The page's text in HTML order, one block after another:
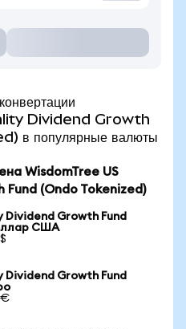
Dividend Growth
в популярные валюты
WisdomTree US
(Ondo Tokenized)
Dividend Growth Fund
США
Dividend Growth Fund
€